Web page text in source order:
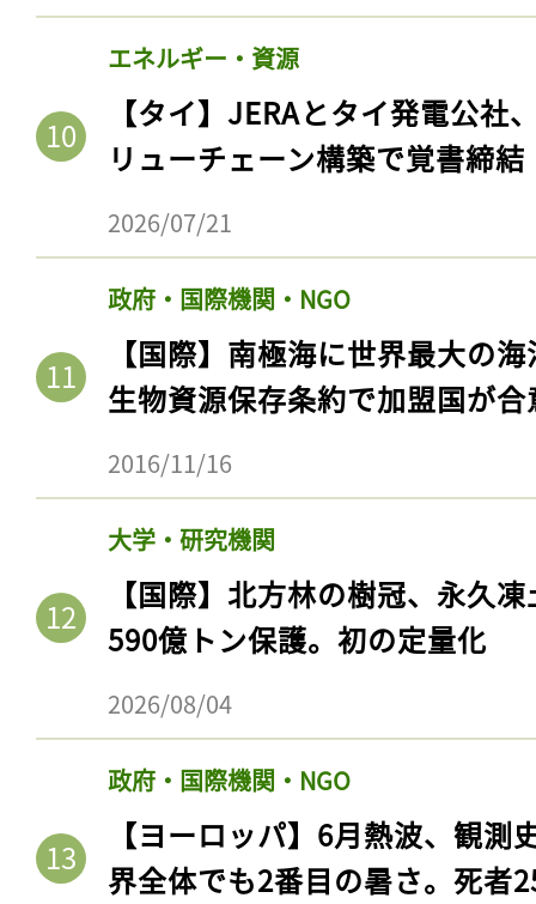
エネルギー・資源
【タイ】JERAとタイ発電公社
リューチェーン構築で覚書締結
2026/07/21
政府・国際機関・NGO
【国際】南極海に世界最大の
生物資源保存条約で加盟国が合
2016/11/16
大学・研究機関
【国際】北方林の樹冠、永久
590億トン保護。初の定量化
2026/08/04
政府・国際機関・NGO
【ヨーロッパ】6月熱波、観
界全体でも2番目の暑さ。死者
記事をお気に入りに
ログインが必
ログイン
会員登録